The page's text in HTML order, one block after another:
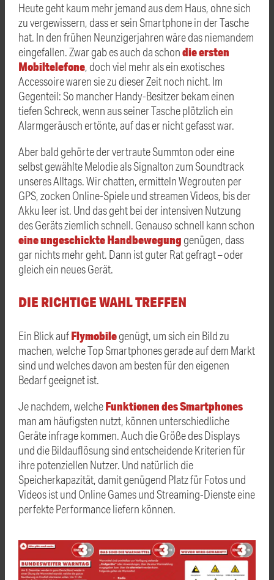
Heute geht kaum mehr jemand aus dem Haus, ohne sich
zu vergewissern, dass er sein Smartphone in der Tasche
hat. In den frühen Neunzigerjahren wäre das niemandem
eingefallen. Zwar gab es auch da schondie ersten
Mobiltelefone, doch viel mehr als ein exotisches
Accessoire waren sie zu dieser Zeit noch nicht. Im
Gegenteil: So mancher Handy-Besitzer bekam einen
tiefen Schreck, wenn aus seiner Tasche plötzlich ein
Alarmgeräusch ertönte, auf das er nicht gefasst war.
Aber bald gehörte der vertraute Summton oder eine
selbst gewählte Melodie als Signalton zum Soundtrack
unseres Alltags. Wir chatten, ermitteln Wegrouten per
GPS, zocken Online-Spiele und streamen Videos, bis der
Akku leer ist. Und das geht bei der intensiven Nutzung
des Geräts ziemlich schnell. Genauso schnell kann schon
eine ungeschickte Handbewegung genügen, dass
gar nichts mehr geht. Dann ist guter Rat gefragt – oder
gleich ein neues Gerät.
DIE RICHTIGE WAHL TREFFEN
Ein Blick aufFlymobilegenügt, um sich ein Bild zu
machen, welche Top Smartphones gerade auf dem Markt
sind und welches davon am besten für den eigenen
Bedarf geeignet ist.
Je nachdem, welcheFunktionen des Smartphones
man am häufigsten nutzt, können unterschiedliche
Geräte infrage kommen. Auch die Größe des Displays
und die Bildauflösung sind entscheidende Kriterien für
ihre potenziellen Nutzer. Und natürlich die
Speicherkapazität, damit genügend Platz für Fotos und
Videos ist und Online Games und Streaming-Dienste eine
perfekte Performance liefern können.